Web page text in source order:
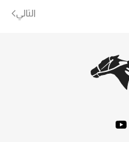
التالي